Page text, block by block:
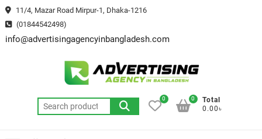
Skip
to
content
11/4, Mazar Road Mirpur-1, Dhaka-1216
(01844542498)
info@advertisingagencyinbangladesh.com
Search
for:
0
Total
0.00৳
0